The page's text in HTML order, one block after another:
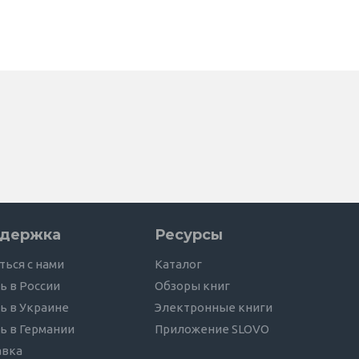
с нами
в России
в Украине
в Германии
Ресурсы
Каталог
Обзоры книг
Электронные книги
Приложение SLOVO